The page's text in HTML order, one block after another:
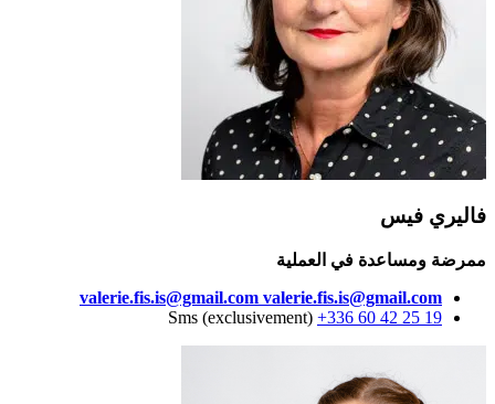
فاليري فيس
ممرضة ومساعدة في العملية
valerie.fis.is@gmail.com valerie.fis.is@gmail.com
Sms (exclusivement) +336 60 42 25 19